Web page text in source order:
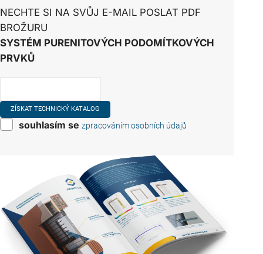
NECHTE SI NA SVŮJ E-MAIL POSLAT PDF
BROŽURU
SYSTÉM PURENITOVÝCH PODOMÍTKOVÝCH
PRVKŮ
souhlasím se zpracováním osobních údajů